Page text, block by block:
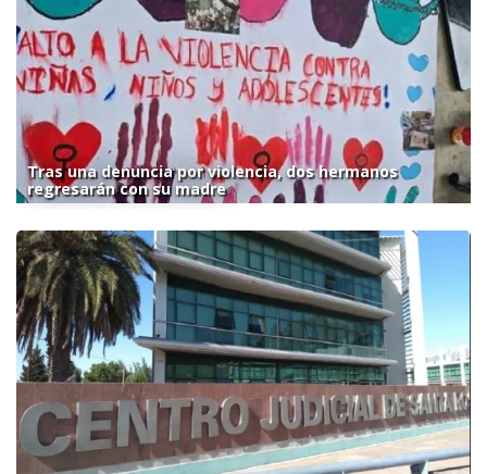
Tras una denuncia por violencia, dos hermanos
regresarán con su madre